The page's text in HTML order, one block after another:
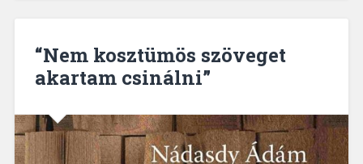
“Nem kosztümös szöveget
akartam csinálni”